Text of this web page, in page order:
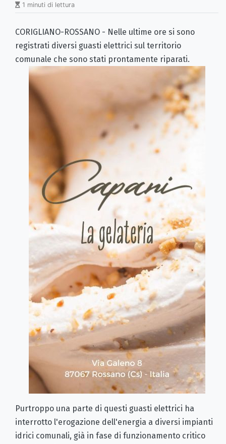
1 minuti di lettura
CORIGLIANO-ROSSANO - Nelle ultime ore si sono
registrati diversi guasti elettrici sul territorio
comunale che sono stati prontamente riparati.
Purtroppo una parte di questi guasti elettrici ha
interrotto l'erogazione dell'energia a diversi impianti
idrici comunali, già in fase di funzionamento critico